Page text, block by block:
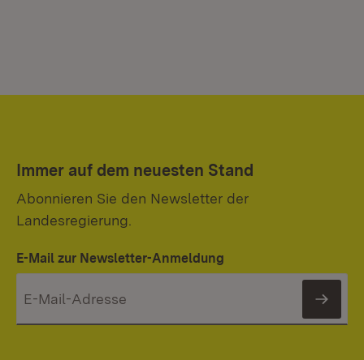
Immer auf dem neuesten Stand
Abonnieren Sie den Newsletter der
Landesregierung.
E-Mail zur Newsletter-Anmeldung